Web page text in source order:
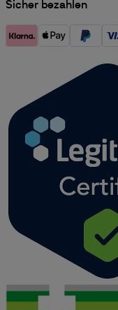
Sicher bezahlen